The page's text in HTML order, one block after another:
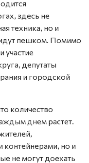
здесь не
техника, но и
пешком. Помимо
участие
депутаты
и городской
количество
днем растет.
но и
не могут доехать